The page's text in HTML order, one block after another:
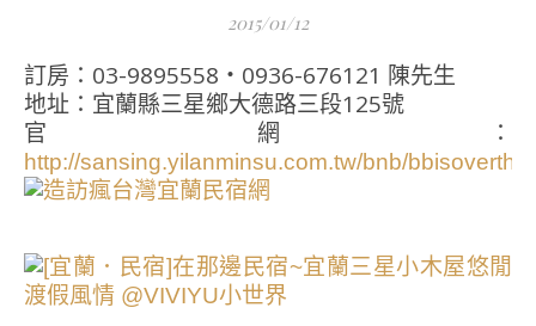
2015/01/12
訂房：03-9895558‧0936-676121 陳先生
地址：宜蘭縣三星鄉大德路三段125號
官網：
http://sansing.yilanminsu.com.tw/bnb/